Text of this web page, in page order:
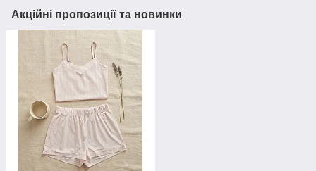
Акційні пропозиції та новинки